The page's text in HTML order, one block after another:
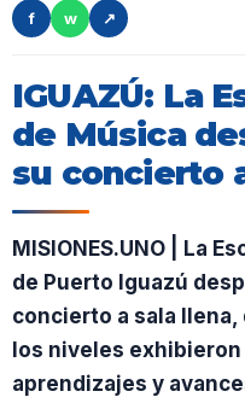
f
w ↗
IGUAZÚ: La
de Música
su concierto
MISIONES.UNO | La
de Puerto Iguazú
concierto a sala
los niveles
aprendizajes y